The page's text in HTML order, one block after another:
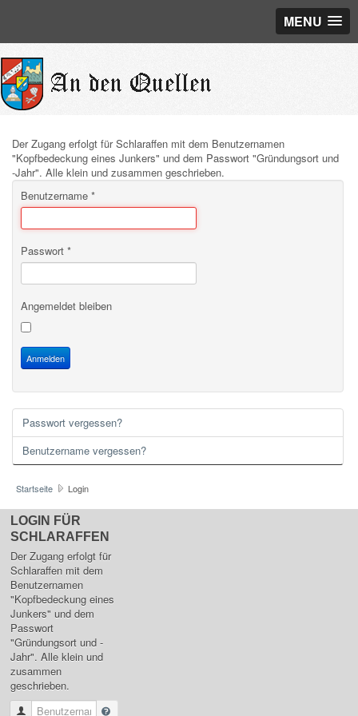
MENU
Der Zugang erfolgt für Schlaraffen mit dem Benutzernamen
"Kopfbedeckung eines Junkers" und dem Passwort "Gründungsort und
-Jahr". Alle klein und zusammen geschrieben.
Benutzername *
Passwort *
Angemeldet bleiben
Anmelden
Passwort vergessen?
Benutzername vergessen?
Startseite Login
LOGIN FÜR
SCHLARAFFEN
Der Zugang erfolgt für
Schlaraffen mit dem
Benutzernamen
"Kopfbedeckung eines
Junkers" und dem
Passwort
"Gründungsort und -
Jahr". Alle klein und
zusammen
geschrieben.
Benutzername